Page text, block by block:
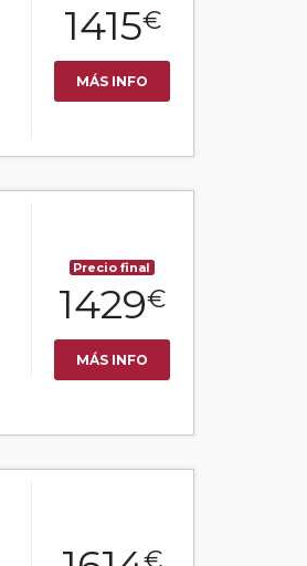
1415€
MÁS INFO
Precio final
1429€
MÁS INFO
€